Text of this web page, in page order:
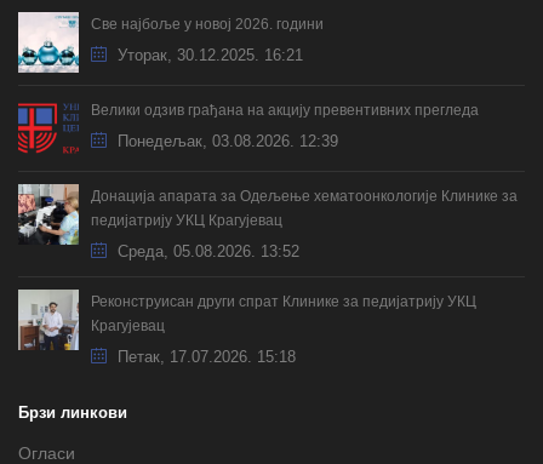
Све најбоље у новој 2026. години
Уторак, 30.12.2025. 16:21
Велики одзив грађана на акцију превентивних прегледа
Понедељак, 03.08.2026. 12:39
Донација апарата за Одељење хематоонкологије Клинике за
педијатрију УКЦ Крагујевац
Cреда, 05.08.2026. 13:52
Реконструисан други спрат Клинике за педијатрију УКЦ
Крагујевац
Петак, 17.07.2026. 15:18
Брзи линкови
Огласи